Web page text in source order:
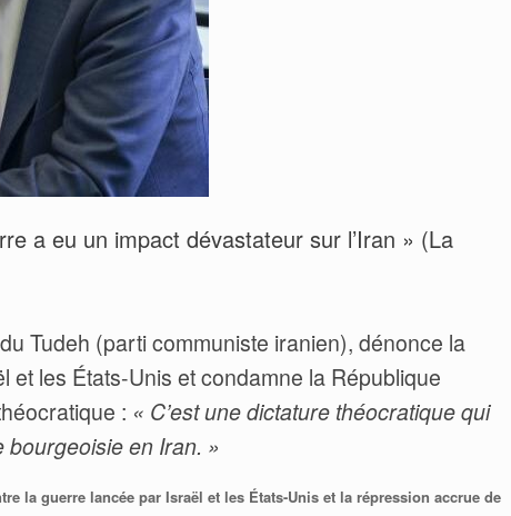
a eu un impact dévastateur sur l’Iran » (La
Tudeh (parti communiste iranien), dénonce la
les États-Unis et condamne la République
: « C’est une dictature théocratique qui
en Iran. »
la guerre lancée par Israël et les États-Unis et la répression accrue de